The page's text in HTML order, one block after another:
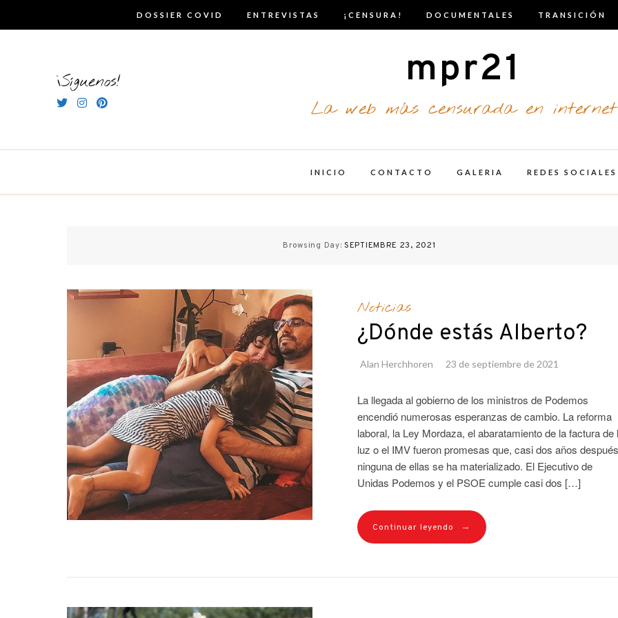
DOSSIER COVID ENTREVISTAS ¡CENSURA! DOCUMENTALES TRANSICIÓN
¡Síguenos! mpr21
La web más censurada en internet
INICIO CONTACTO GALERIA REDES SOCIALES
Browsing Day:SEPTIEMBRE 23, 2021
Noticias
¿Dónde estás Alberto?
Alan Herchhoren 23 de septiembre de 2021
La llegada al gobierno de los ministros de Podemos
encendió numerosas esperanzas de cambio. La reforma
laboral, la Ley Mordaza, el abaratamiento de la factura de
luz o el IMV fueron promesas que, casi dos años
ninguna de ellas se ha materializado. El Ejecutivo de
Unidas Podemos y el PSOE cumple casi dos […]
Continuar leyendo →